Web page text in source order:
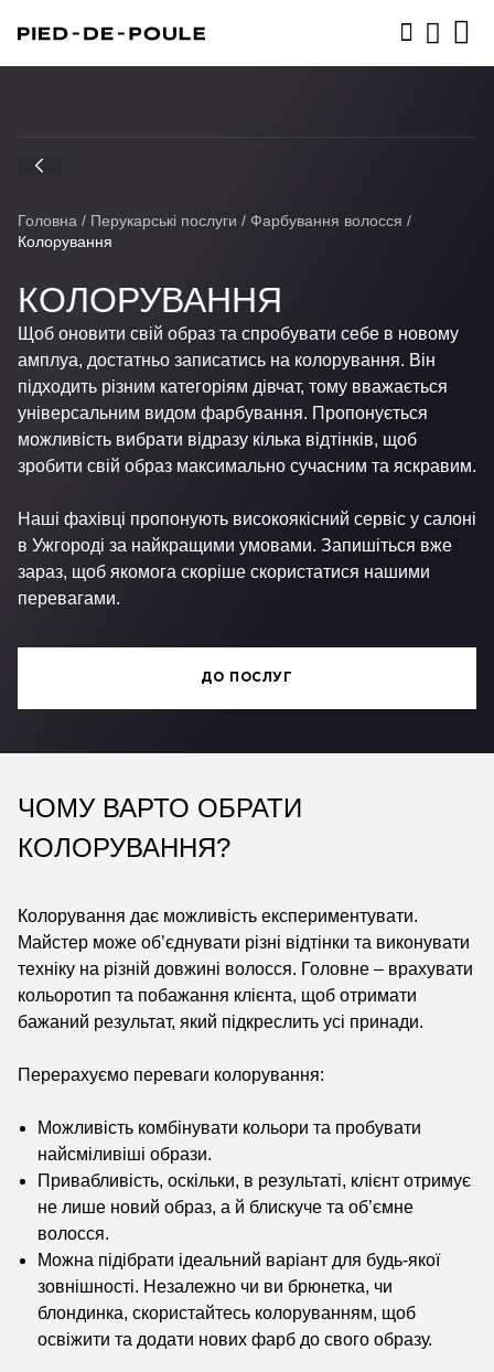
Головна / Перукарські послуги / Фарбування волосся /
Колорування
КОЛОРУВАННЯ
Щоб оновити свій образ та спробувати себе в новому
амплуа, достатньо записатись на колорування. Він
підходить різним категоріям дівчат, тому вважається
універсальним видом фарбування. Пропонується
можливість вибрати відразу кілька відтінків, щоб
зробити свій образ максимально сучасним та яскравим.
Наші фахівці пропонують високоякісний сервіс у салоні
в Ужгороді за найкращими умовами. Запишіться вже
зараз, щоб якомога скоріше скористатися нашими
перевагами.
ДО ПОСЛУГ
ЧОМУ ВАРТО ОБРАТИ
КОЛОРУВАННЯ?
Колорування дає можливість експериментувати.
Майстер може об’єднувати різні відтінки та виконувати
техніку на різній довжині волосся. Головне – врахувати
кольоротип та побажання клієнта, щоб отримати
бажаний результат, який підкреслить усі принади.
Перерахуємо переваги колорування:
Можливість комбінувати кольори та пробувати
найсміливіші образи.
Привабливість, оскільки, в результаті, клієнт отримує
не лише новий образ, а й блискуче та об’ємне
волосся.
Можна підібрати ідеальний варіант для будь-якої
зовнішності. Незалежно чи ви брюнетка, чи
блондинка, скористайтесь колоруванням, щоб
освіжити та додати нових фарб до свого образу.